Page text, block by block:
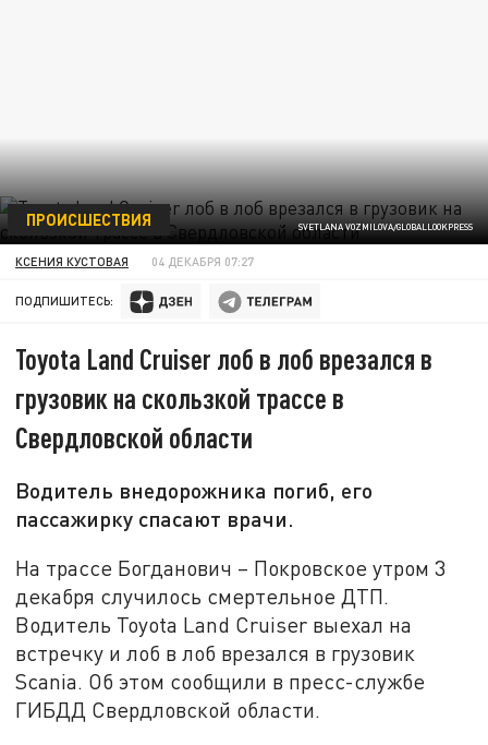
SVETLANA VOZMILOVA/GLOBALLOOKPRESS
ПРОИСШЕСТВИЯ
КСЕНИЯ КУСТОВАЯ 04 ДЕКАБРЯ 07:27
ПОДПИШИТЕСЬ:
Toyota Land Cruiser лоб в лоб врезался в
грузовик на скользкой трассе в
Свердловской области
Водитель внедорожника погиб, его
пассажирку спасают врачи.
На трассе Богданович – Покровское утром 3
декабря случилось смертельное ДТП.
Водитель Toyota Land Cruiser выехал на
встречку и лоб в лоб врезался в грузовик
Scania. Об этом сообщили в пресс-службе
ГИБДД Свердловской области.